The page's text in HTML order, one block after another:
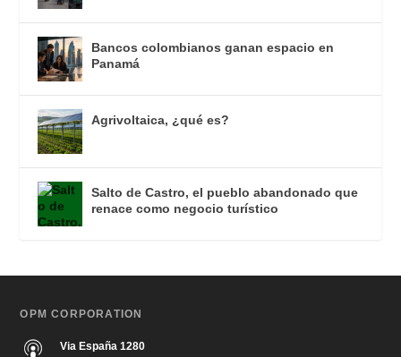
Bancos colombianos ganan espacio en
Panamá
Agrivoltaica, ¿qué es?
Salto de Castro, el pueblo abandonado que
renace como negocio turístico
OPM CORPORATION
Via España 1280